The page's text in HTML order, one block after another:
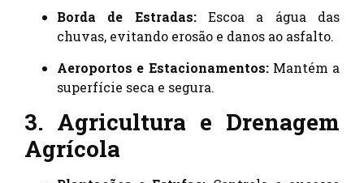
Borda de Estradas:Escoa a água das
chuvas, evitando erosão e danos ao asfalto.
Aeroportos e Estacionamentos:Mantém a
superfície seca e segura.
3. Agricultura e Drenagem
Agrícola